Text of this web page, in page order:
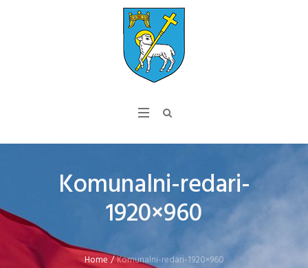
Komunalni-redari-
1920×960
Home /Komunalni-redari-1920×960